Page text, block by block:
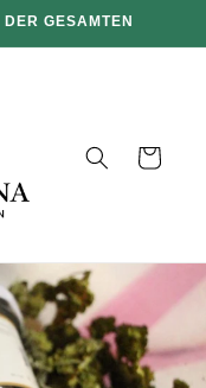
GESAMTEN
Warenkorb